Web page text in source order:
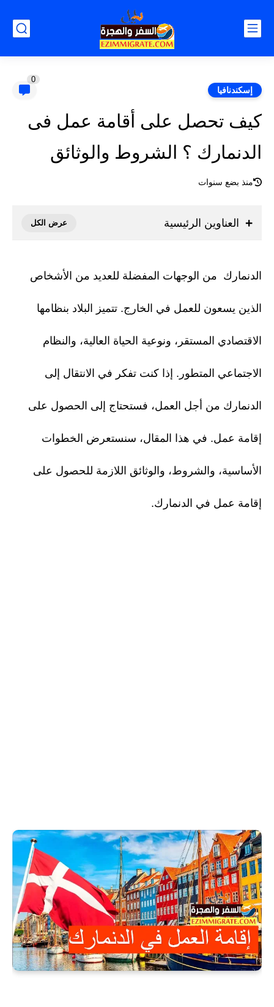
إسكندنافيا
0
كيف تحصل على أقامة عمل فى
الدنمارك ؟ الشروط والوثائق
منذ بضع سنوات
العناوين الرئيسية
الدنمارك من الوجهات المفضلة للعديد من الأشخاص
الذين يسعون للعمل في الخارج. تتميز البلاد بنظامها
الاقتصادي المستقر، ونوعية الحياة العالية، والنظام
الاجتماعي المتطور. إذا كنت تفكر في الانتقال إلى
الدنمارك من أجل العمل، فستحتاج إلى الحصول على
إقامة عمل. في هذا المقال، سنستعرض الخطوات
الأساسية، والشروط، والوثائق اللازمة للحصول على
إقامة عمل في الدنمارك.